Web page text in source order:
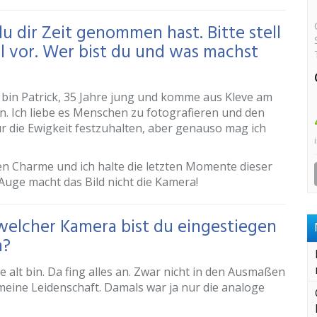
dir Zeit genommen hast. Bitte stell
Wer bist du und was machst
Patrick, 35 Jahre jung und komme aus Kleve am
Ich liebe es Menschen zu fotografieren und den
die Ewigkeit festzuhalten, aber genauso mag ich
Charme und ich halte die letzten Momente dieser
macht das Bild nicht die Kamera!
Kamera bist du eingestiegen
bin. Da fing alles an. Zwar nicht in den Ausmaßen
Leidenschaft. Damals war ja nur die analoge